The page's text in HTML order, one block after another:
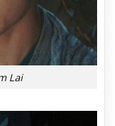
Lai